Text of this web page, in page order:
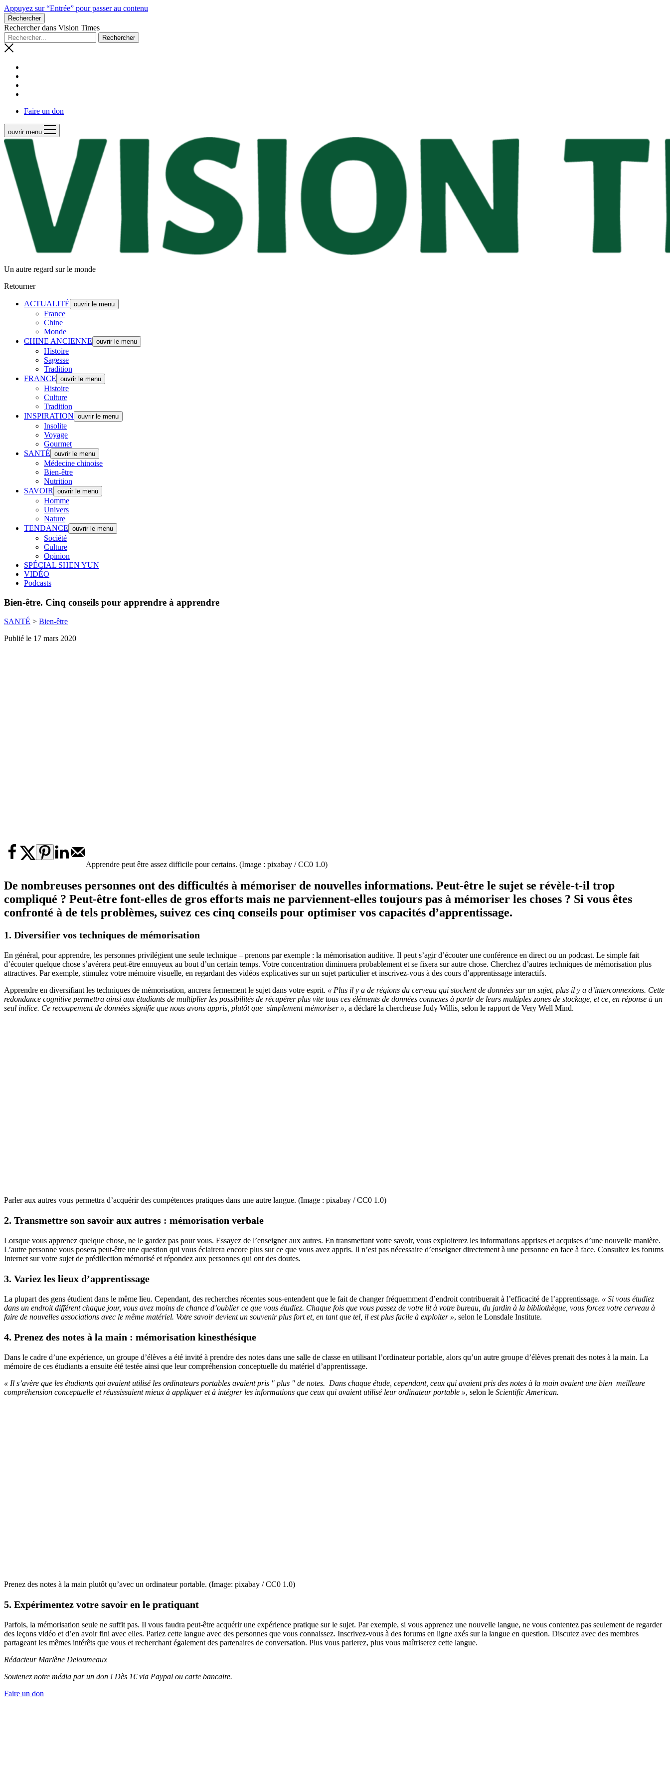
Appuyez sur “Entrée” pour passer au contenu
Rechercher
Rechercher dans Vision Times
Faire un don
ouvrir menu
Un autre regard sur le monde
Retourner
ACTUALITÉ ouvrir le menu
France
Chine
Monde
CHINE ANCIENNE ouvrir le menu
Histoire
Sagesse
Tradition
FRANCE ouvrir le menu
Histoire
Culture
Tradition
INSPIRATION ouvrir le menu
Insolite
Voyage
Gourmet
SANTÉ ouvrir le menu
Médecine chinoise
Bien-être
Nutrition
SAVOIR
ouvrir le menu
Homme
Univers
Nature
TENDANCE ouvrir le menu
Société
Culture
Opinion
SPÉCIAL SHEN YUN
VIDÉO
Podcasts
Bien-être. Cinq conseils pour apprendre à apprendre
SANTÉ > Bien-être
Publié le 17 mars 2020
Apprendre peut être assez difficile pour certains. (Image : pixabay / CC0 1.0)
De nombreuses personnes ont des difficultés à mémoriser de nouvelles informations. Peut-être le sujet se révèle-t-il trop
compliqué ? Peut-être font-elles de gros efforts mais ne parviennent-elles toujours pas à mémoriser les choses ? Si vous êtes
confronté à de tels problèmes, suivez ces cinq conseils pour optimiser vos capacités d’apprentissage.
1. Diversifier vos techniques de mémorisation
En général, pour apprendre, les personnes privilégient une seule technique – prenons par exemple : la mémorisation auditive. Il peut s’agir d’écouter une conférence en direct ou un podcast. Le simple fait
d’écouter quelque chose s’avérera peut-être ennuyeux au bout d’un certain temps. Votre concentration diminuera probablement et se fixera sur autre chose. Cherchez d’autres techniques de mémorisation plus
attractives. Par exemple, stimulez votre mémoire visuelle, en regardant des vidéos explicatives sur un sujet particulier et inscrivez-vous à des cours d’apprentissage interactifs.
Apprendre en diversifiant les techniques de mémorisation, ancrera fermement le sujet dans votre esprit. « Plus il y a de régions du cerveau qui stockent de données sur un sujet, plus il y a d’interconnexions. Cette
redondance cognitive permettra ainsi aux étudiants de multiplier les possibilités de récupérer plus vite tous ces éléments de données connexes à partir de leurs multiples zones de stockage, et ce, en réponse à un
seul indice. Ce recoupement de données signifie que nous avons appris, plutôt que simplement mémoriser », a déclaré la chercheuse Judy Willis, selon le rapport de Very Well Mind.
Parler aux autres vous permettra d’acquérir des compétences pratiques dans une autre langue. (Image : pixabay / CC0 1.0)
2. Transmettre son savoir aux autres : mémorisation verbale
Lorsque vous apprenez quelque chose, ne le gardez pas pour vous. Essayez de l’enseigner aux autres. En transmettant votre savoir, vous exploiterez les informations apprises et acquises d’une nouvelle manière.
L’autre personne vous posera peut-être une question qui vous éclairera encore plus sur ce que vous avez appris. Il n’est pas nécessaire d’enseigner directement à une personne en face à face. Consultez les forums
Internet sur votre sujet de prédilection mémorisé et répondez aux personnes qui ont des doutes.
3. Variez les lieux d’apprentissage
La plupart des gens étudient dans le même lieu. Cependant, des recherches récentes sous-entendent que le fait de changer fréquemment d’endroit contribuerait à l’efficacité de l’apprentissage. « Si vous étudiez
dans un endroit différent chaque jour, vous avez moins de chance d’oublier ce que vous étudiez. Chaque fois que vous passez de votre lit à votre bureau, du jardin à la bibliothèque, vous forcez votre cerveau à
faire de nouvelles associations avec le même matériel. Votre savoir devient un souvenir plus fort et, en tant que tel, il est plus facile à exploiter », selon le Lonsdale Institute.
4. Prenez des notes à la main : mémorisation kinesthésique
Dans le cadre d’une expérience, un groupe d’élèves a été invité à prendre des notes dans une salle de classe en utilisant l’ordinateur portable, alors qu’un autre groupe d’élèves prenait des notes à la main. La
mémoire de ces étudiants a ensuite été testée ainsi que leur compréhension conceptuelle du matériel d’apprentissage.
« Il s’avère que les étudiants qui avaient utilisé les ordinateurs portables avaient pris " plus " de notes. Dans chaque étude, cependant, ceux qui avaient pris des notes à la main avaient une bien meilleure
compréhension conceptuelle et réussissaient mieux à appliquer et à intégrer les informations que ceux qui avaient utilisé leur ordinateur portable », selon le Scientific American.
Prenez des notes à la main plutôt qu’avec un ordinateur portable. (Image: pixabay / CC0 1.0)
5. Expérimentez votre savoir en le pratiquant
Parfois, la mémorisation seule ne suffit pas. Il vous faudra peut-être acquérir une expérience pratique sur le sujet. Par exemple, si vous apprenez une nouvelle langue, ne vous contentez pas seulement de regarder
des leçons vidéo et d’en avoir fini avec elles. Parlez cette langue avec des personnes que vous connaissez. Inscrivez-vous à des forums en ligne axés sur la langue en question. Discutez avec des membres
partageant les mêmes intérêts que vous et recherchant également des partenaires de conversation. Plus vous parlerez, plus vous maîtriserez cette langue.
Rédacteur Marlène Deloumeaux
Soutenez notre média par un don ! Dès 1€ via Paypal ou carte bancaire.
Faire un don